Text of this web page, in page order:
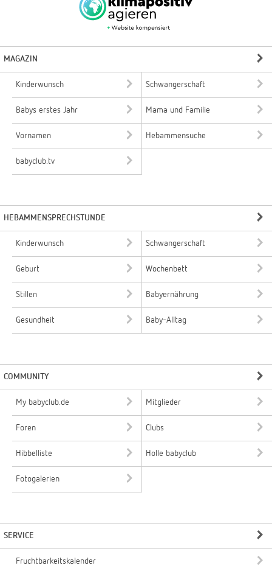
MAGAZIN
Kinderwunsch Schwangerschaft
Babys erstes Jahr Mama und Familie
Vornamen Hebammensuche
babyclub.tv
HEBAMMENSPRECHSTUNDE
Kinderwunsch Schwangerschaft
Geburt Wochenbett
Stillen Babyernährung
Gesundheit Baby-Alltag
COMMUNITY
My babyclub.de Mitglieder
Foren Clubs
Hibbelliste Holle babyclub
Fotogalerien
SERVICE
Fruchtbarkeitskalender